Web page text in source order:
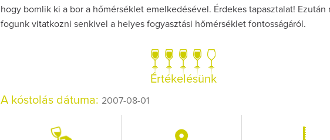
hogy bomlik ki a bor a hőmérséklet emelkedésével. Érdekes tapasztalat! Ezután
fogunk vitatkozni senkivel a helyes fogyasztási hőmérséklet fontosságáról.
Értékelésünk
A kóstolás dátuma: 2007-08-01